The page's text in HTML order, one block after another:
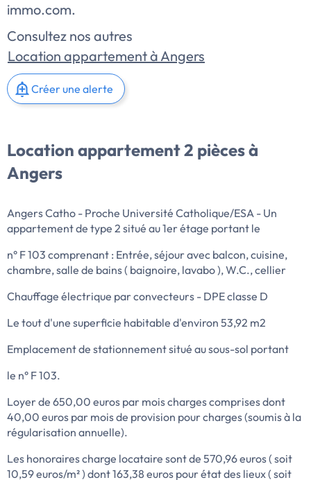
immo.com.
Consultez nos autres
Location appartement à Angers
Créer une alerte
Location appartement 2 pièces à
Angers
Angers Catho - Proche Université Catholique/ESA - Un
appartement de type 2 situé au 1er étage portant le
n° F 103 comprenant : Entrée, séjour avec balcon, cuisine,
chambre, salle de bains ( baignoire, lavabo ), W.C., cellier
Chauffage électrique par convecteurs - DPE classe D
Le tout d'une superficie habitable d'environ 53,92 m2
Emplacement de stationnement situé au sous-sol portant
le n° F 103.
Loyer de 650,00 euros par mois charges comprises dont
40,00 euros par mois de provision pour charges (soumis à la
régularisation annuelle).
Les honoraires charge locataire sont de 570,96 euros ( soit
10,59 euros/m² ) dont 163,38 euros pour état des lieux ( soit